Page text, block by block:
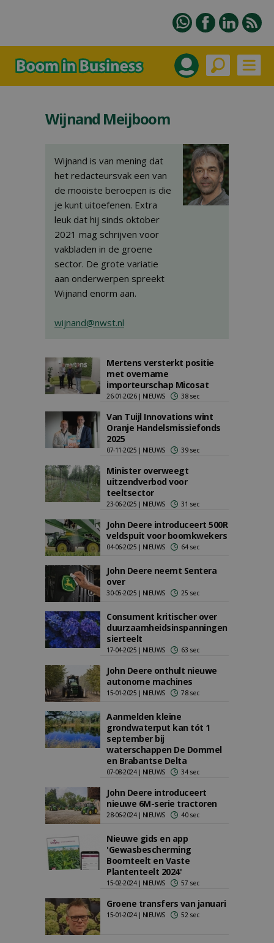
Wijnand Meijboom
Wijnand is van mening dat
het redacteursvak een van
de mooiste beroepen is die
je kunt uitoefenen. Extra
leuk dat hij sinds oktober
2021 mag schrijven voor
vakbladen in de groene
sector. De grote variatie
aan onderwerpen spreekt
Wijnand enorm aan.
wijnand@nwst.nl
Mertens versterkt positie
met overname
importeurschap Micosat
26-01-2026 | NIEUWS 38 sec
Van Tuijl Innovations wint
Oranje Handelsmissiefonds
2025
07-11-2025 | NIEUWS 39 sec
Minister overweegt
uitzendverbod voor
teeltsector
23-06-2025 | NIEUWS 31 sec
John Deere introduceert 500R
veldspuit voor boomkwekers
04-06-2025 | NIEUWS 64 sec
John Deere neemt Sentera
over
30-05-2025 | NIEUWS 25 sec
Consument kritischer over
duurzaamheidsinspanningen
sierteelt
17-04-2025 | NIEUWS 63 sec
John Deere onthult nieuwe
autonome machines
15-01-2025 | NIEUWS 78 sec
Aanmelden kleine
grondwaterput kan tót 1
september bij
waterschappen De Dommel
en Brabantse Delta
07-08-2024 | NIEUWS 34 sec
John Deere introduceert
nieuwe 6M-serie tractoren
28-06-2024 | NIEUWS 40 sec
Nieuwe gids en app
'Gewasbescherming
Boomteelt en Vaste
Plantenteelt 2024'
15-02-2024 | NIEUWS 57 sec
Groene transfers van januari
15-01-2024 | NIEUWS 52 sec